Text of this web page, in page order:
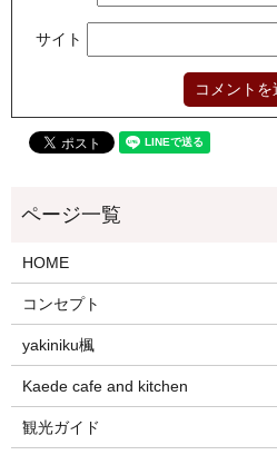
サイト
HOME
コンセプト
yakiniku楓
Kaede cafe and kitchen
観光ガイド